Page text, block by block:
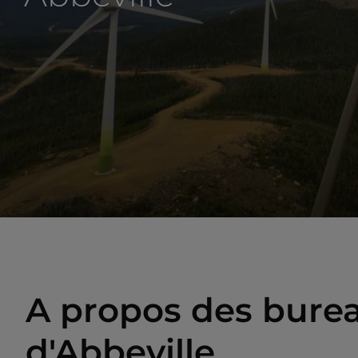
A propos des